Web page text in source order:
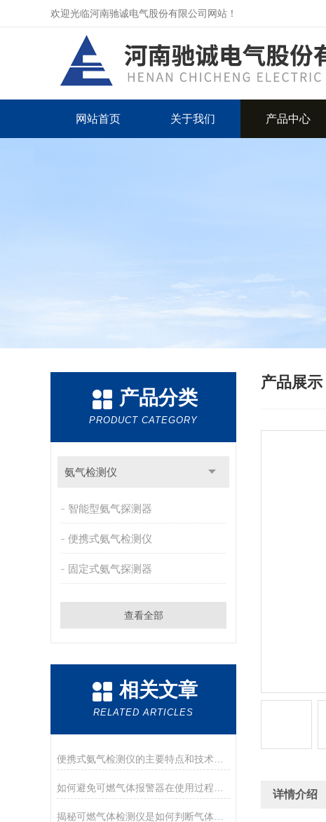
欢迎光临河南驰诚电气股份有限公司网站！
网站首页 关于我们 产品中心
产品分类
PRODUCT CATEGORY
氨气检测仪
智能型氨气探测器
便携式氨气检测仪
固定式氨气探测器
查看全部
相关文章
RELATED ARTICLES
便携式氨气检测仪的主要特点和技术参数
产品展示
详情介绍